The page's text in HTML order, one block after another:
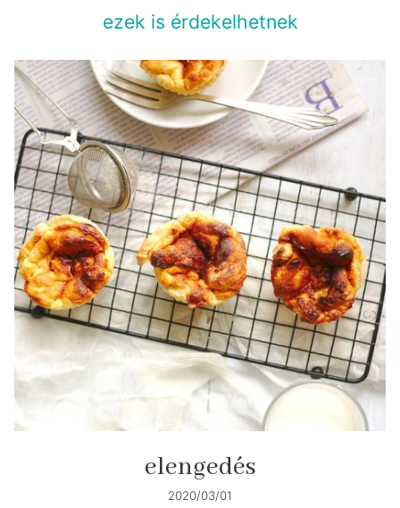
ezek is érdekelhetnek
elengedés
2020/03/01